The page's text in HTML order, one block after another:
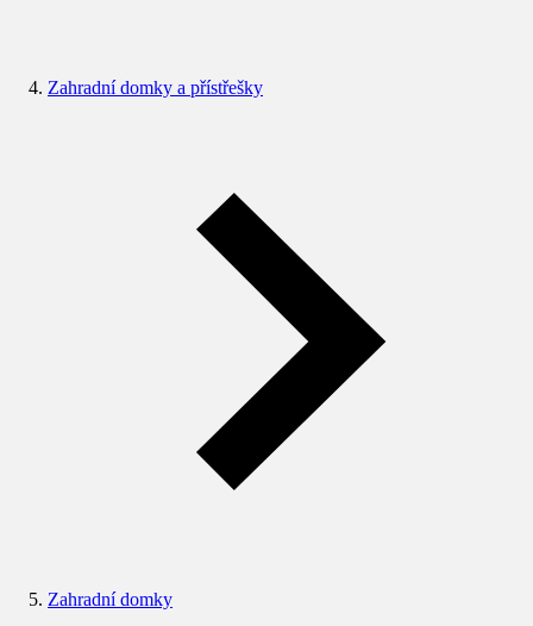
Zahradní domky a přístřešky
Zahradní domky